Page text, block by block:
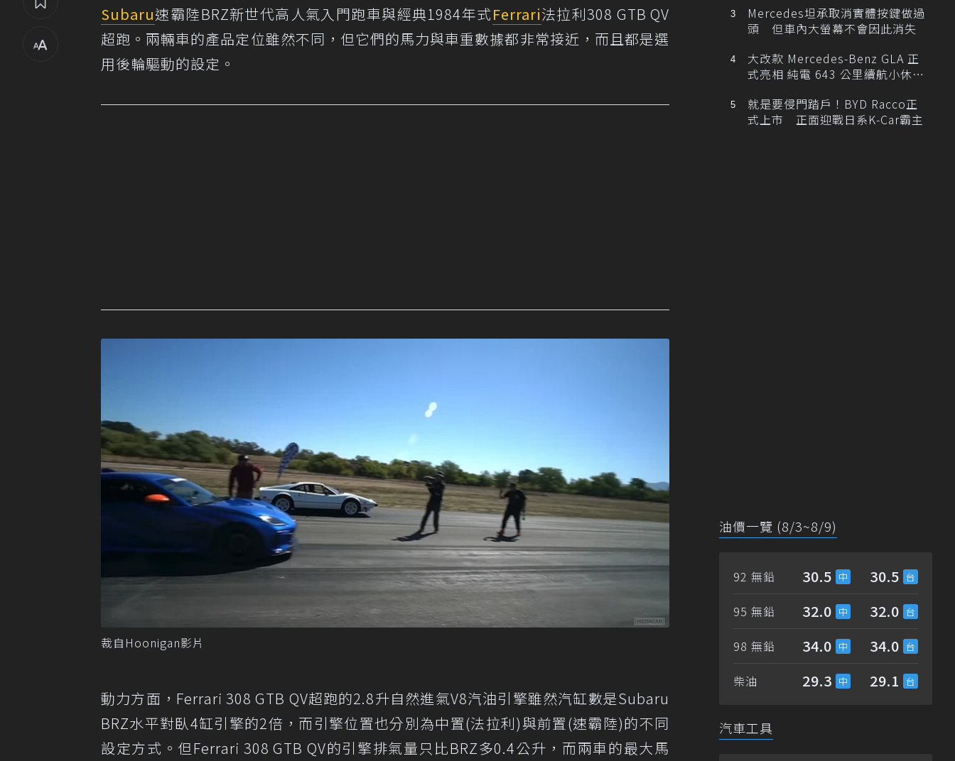
Subaru速霸陸BRZ新世代高人氣入門跑車與經典1984年式Ferrari法拉利308 GTB QV
超跑。兩輛車的產品定位雖然不同，但它們的馬力與車重數據都非常接近，而且都是選
用後輪驅動的設定。
裁自Hoonigan影片
動力方面，Ferrari 308 GTB QV超跑的2.8升自然進氣V8汽油引擎雖然汽缸數是Subaru
BRZ水平對臥4缸引擎的2倍，而引擎位置也分別為中置(法拉利)與前置(速霸陸)的不同
設定方式。但Ferrari 308 GTB QV的引擎排氣量只比BRZ多0.4公升，而兩車的最大馬
Mercedes坦承取消實體按鍵做過
頭 但車內大螢幕不會因此消失
大改款 Mercedes-Benz GLA 正
式亮相 純電 643 公里續航小休
就是要侵門踏戶！BYD Racco正
式上市 正面迎戰日系K-Car霸主
油價一覽 (8/3~8/9)
92 無鉛 30.5 30.5
95 無鉛 32.0 32.0
98 無鉛 34.0 34.0
柴油 29.3 29.1
汽車工具